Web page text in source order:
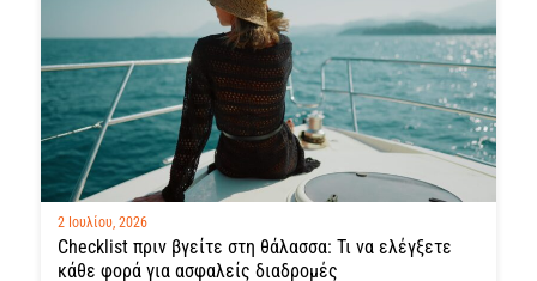
2 Ιουλίου, 2026
Checklist πριν βγείτε στη θάλασσα: Τι να ελέγξετε
κάθε φορά για ασφαλείς διαδρομές